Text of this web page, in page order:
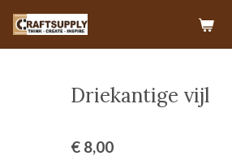
Driekantige vijl
€ 8,00